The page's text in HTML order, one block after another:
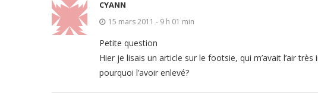
CYANN
15 mars 2011 - 9 h 01 min
Petite question
Hier je lisais un article sur le footsie, qui m’avait l’air très
pourquoi l’avoir enlevé?